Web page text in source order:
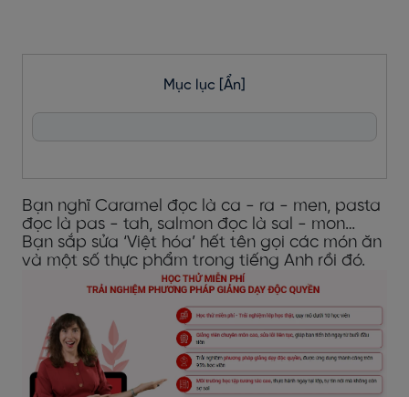
Mục lục [Ẩn]
Bạn nghĩ Caramel đọc là ca - ra - men, pasta
đọc là pas - tah, salmon đọc là sal - mon…
Bạn sắp sửa ‘Việt hóa’ hết tên gọi các món ăn
và một số thực phẩm trong tiếng Anh rồi đó.